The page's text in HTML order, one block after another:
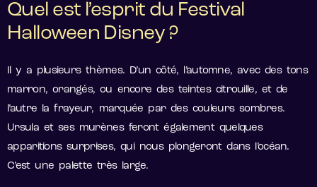
Quel est l’esprit du Festival
Halloween Disney ?
Il y a plusieurs thèmes. D’un côté, l’automne, avec des tons
marron, orangés, ou encore des teintes citrouille, et de
l’autre la frayeur, marquée par des couleurs sombres.
Ursula et ses murènes feront également quelques
apparitions surprises, qui nous plongeront dans l’océan.
C’est une palette très large.